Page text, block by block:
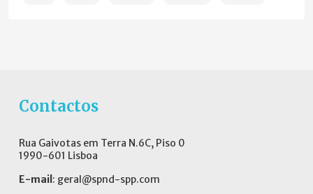
Contactos
Rua Gaivotas em Terra N.6C, Piso 0
1990-601 Lisboa
E-mail : geral@spnd-spp.com